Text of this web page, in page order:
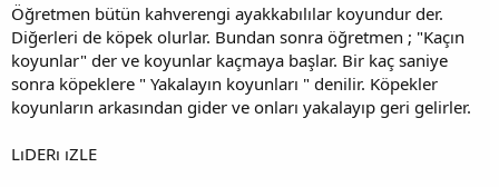
Öğretmen bütün kahverengi ayakkabılılar koyundur der.
Diğerleri de köpek olurlar. Bundan sonra öğretmen ; "Kaçın
koyunlar" der ve koyunlar kaçmaya başlar. Bir kaç saniye
sonra köpeklere " Yakalayın koyunları " denilir. Köpekler
koyunların arkasından gider ve onları yakalayıp geri gelirler.
LıDERı ıZLE